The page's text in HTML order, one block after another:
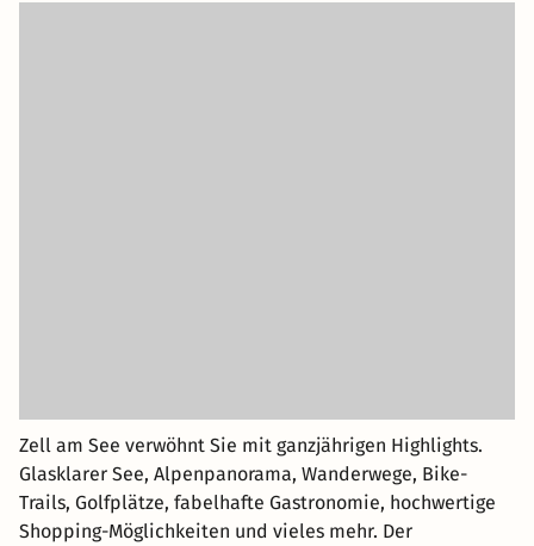
Zell am See verwöhnt Sie mit ganzjährigen Highlights.
Glasklarer See, Alpenpanorama, Wanderwege, Bike-
Trails, Golfplätze, fabelhafte Gastronomie, hochwertige
Shopping-Möglichkeiten und vieles mehr. Der